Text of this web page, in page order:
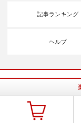
記事ランキング
ヘルプ